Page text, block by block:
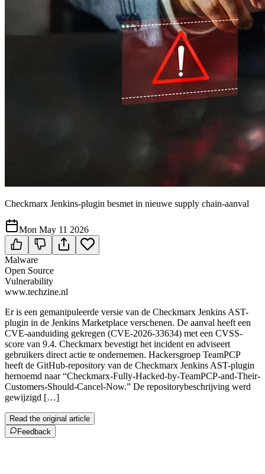
Checkmarx Jenkins-plugin besmet in nieuwe supply chain-aanval
Mon May 11 2026
Malware
Open Source
Vulnerability
www.techzine.nl
Er is een gemanipuleerde versie van de Checkmarx Jenkins AST-
plugin in de Jenkins Marketplace verschenen. De aanval heeft een
CVE-aanduiding gekregen (CVE-2026-33634) met een CVSS-
score van 9.4. Checkmarx bevestigt het incident en adviseert
gebruikers direct actie te ondernemen. Hackersgroep TeamPCP
heeft de GitHub-repository van de Checkmarx Jenkins AST-plugin
hernoemd naar “Checkmarx-Fully-Hacked-by-TeamPCP-and-Their-
Customers-Should-Cancel-Now.” De repositorybeschrijving werd
gewijzigd […]
Read the original article
Feedback